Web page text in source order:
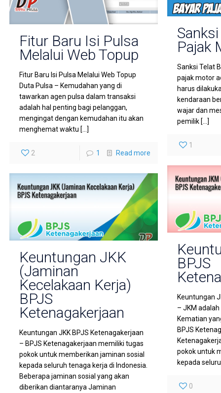
Pajak
Sanksi Telat
pajak motor
harus
kendaraan
wajar dan
pemilik […]
1
Fitur Baru Isi Pulsa
Melalui Web Topup
Fitur Baru Isi Pulsa Melalui Web Topup
Duta Pulsa – Kemudahan yang di
tawarkan agen pulsa dalam transaksi
adalah hal penting bagi pelanggan,
mengingat dengan kemudahan itu akan
menghemat waktu […]
2 1 Read more
BPJS
Keuntungan
– JKM
Kematian
BPJS
pokok untuk
kepada
0
Keuntungan JKK
(Jaminan
Kecelakaan Kerja)
BPJS
Ketenagakerjaan
Keuntungan JKK BPJS Ketenagakerjaan
– BPJS Ketenagakerjaan memiliki tugas
pokok untuk memberikan jaminan sosial
kepada seluruh tenaga kerja di Indonesia.
Beberapa jaminan sosial yang akan
diberikan diantaranya Jaminan